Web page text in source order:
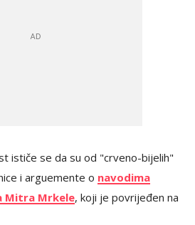
ističe se da su od "crveno-bijelih"
i arguemente o navodima
Mitra Mrkele, koji je povrijeđen na